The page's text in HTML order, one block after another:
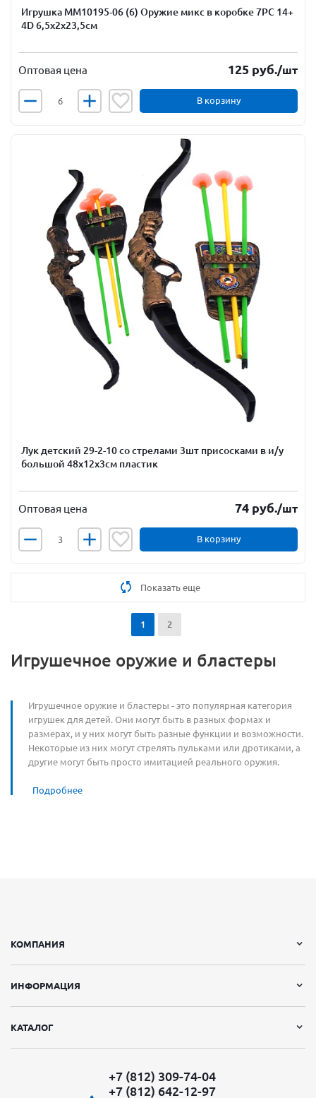
Игрушка ММ10195-06 (6) Оружие микс в коробке 7РС 14+
4D 6,5х2х23,5см
Оптовая цена 125 руб./шт
В корзину
Лук детский 29-2-10 со стрелами 3шт присосками в и/у
большой 48х12х3см пластик
Оптовая цена 74 руб./шт
В корзину
Показать еще
1 2
Игрушечное оружие и бластеры
Игрушечное оружие и бластеры - это популярная категория
игрушек для детей. Они могут быть в разных формах и
размерах, и у них могут быть разные функции и возможности.
Некоторые из них могут стрелять пульками или дротиками, а
другие могут быть просто имитацией реального оружия.
Подробнее
КОМПАНИЯ
ИНФОРМАЦИЯ
КАТАЛОГ
+7 (812) 309-74-04
+7 (812) 642-12-97